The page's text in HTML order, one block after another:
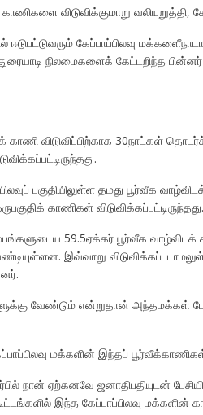
விடுவிக்குமாறு
கேப்பாப்பிலவு
நிலமைகளைக் கேட்டறிந்த
காணி விடுவிப்பிற்காக 30நாட்கள்
பகுதியிலுள்ள தமது பூர்வீக
காணிகள் விடுவிக்கப்பட்டிருந்தது.
59.5ஏக்கர் பூர்வீக
இவ்வாறு
வேண்டும் என்றுதான் அந்தமக்கள்
மக்களின் இந்தப்
நான் ஏற்கனவே ஜனாதிபதியுடன்
இந்த கேப்பாப்பிலவு மக்களின்